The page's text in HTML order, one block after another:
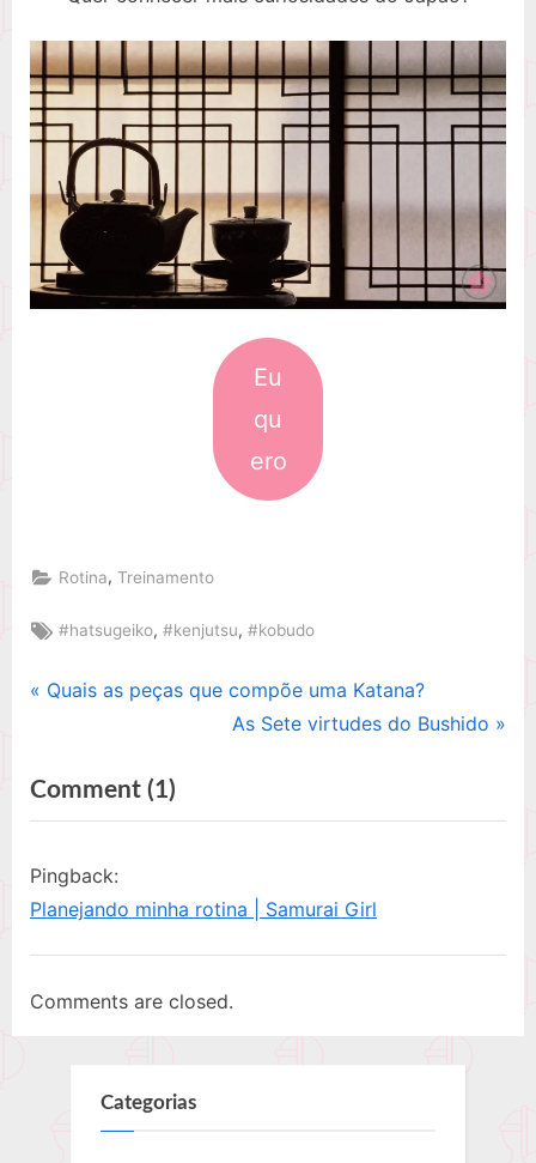
Eu
qu
ero
Rotina,Treinamento
Tags:
#hatsugeiko,#kenjutsu,#kobudo
Navegação
Post
P
v
i
u
s
P
Quais as peças que compõe uma Katana?
N
t
s
t
As Sete virtudes do Bushido
Comment (1)
“Hatsugeiko:
retorno
pós
Pingback:
Planejando minha rotina | Samurai Girl
Comments are closed.
Categorias